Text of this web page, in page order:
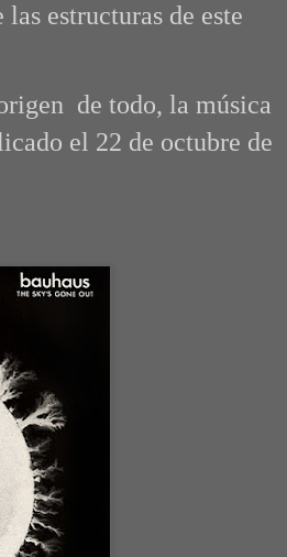
estructuras de este
de todo, la música
el 22 de octubre de